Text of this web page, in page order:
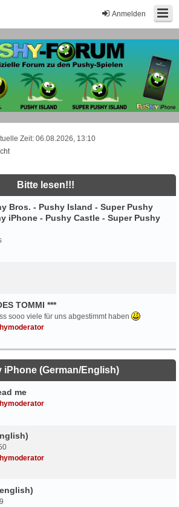
Anmelden
Zeit: 06.08.2026, 13:10
Bitte lesen!!!
Bros. - Pushy Island - Super Pushy
iPhone - Pushy Castle - Super Pushy
TOMMI ***
sooo viele für uns abgestimmt haben
iPhone (German/English)
me